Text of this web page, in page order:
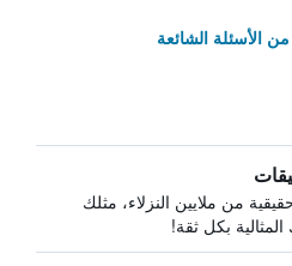
الأسئلة الشائعة
من ملايين النزلاء، مثلك
بكل ثقة!